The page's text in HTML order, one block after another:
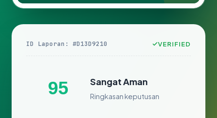
ID Laporan: #D13D9210 VERIFIED
95 Sangat Aman
Ringkasan keputusan